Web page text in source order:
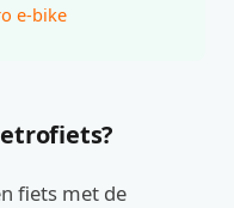
e-bike
fiets met de